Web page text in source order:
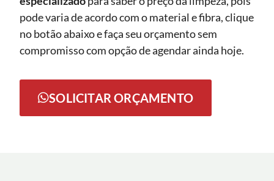
pode varia de acordo com o material e fibra, clique
no botão abaixo e faça seu orçamento sem
compromisso com opção de agendar ainda hoje.
SOLICITAR ORÇAMENTO